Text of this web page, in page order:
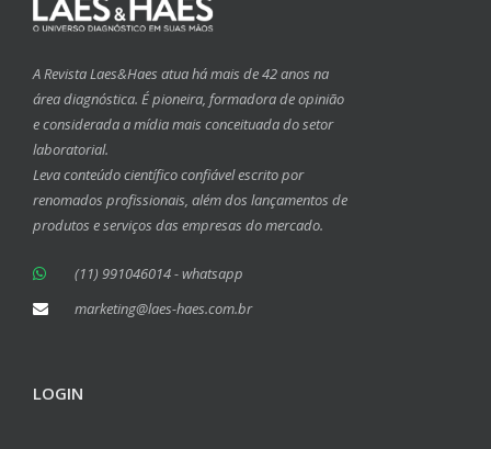
A Revista Laes&Haes atua há mais de 42 anos na
área diagnóstica. É pioneira, formadora de opinião
e considerada a mídia mais conceituada do setor
laboratorial.
Leva conteúdo científico confiável escrito por
renomados profissionais, além dos lançamentos de
produtos e serviços das empresas do mercado.
(11) 991046014 - whatsapp
marketing@laes-haes.com.br
LOGIN